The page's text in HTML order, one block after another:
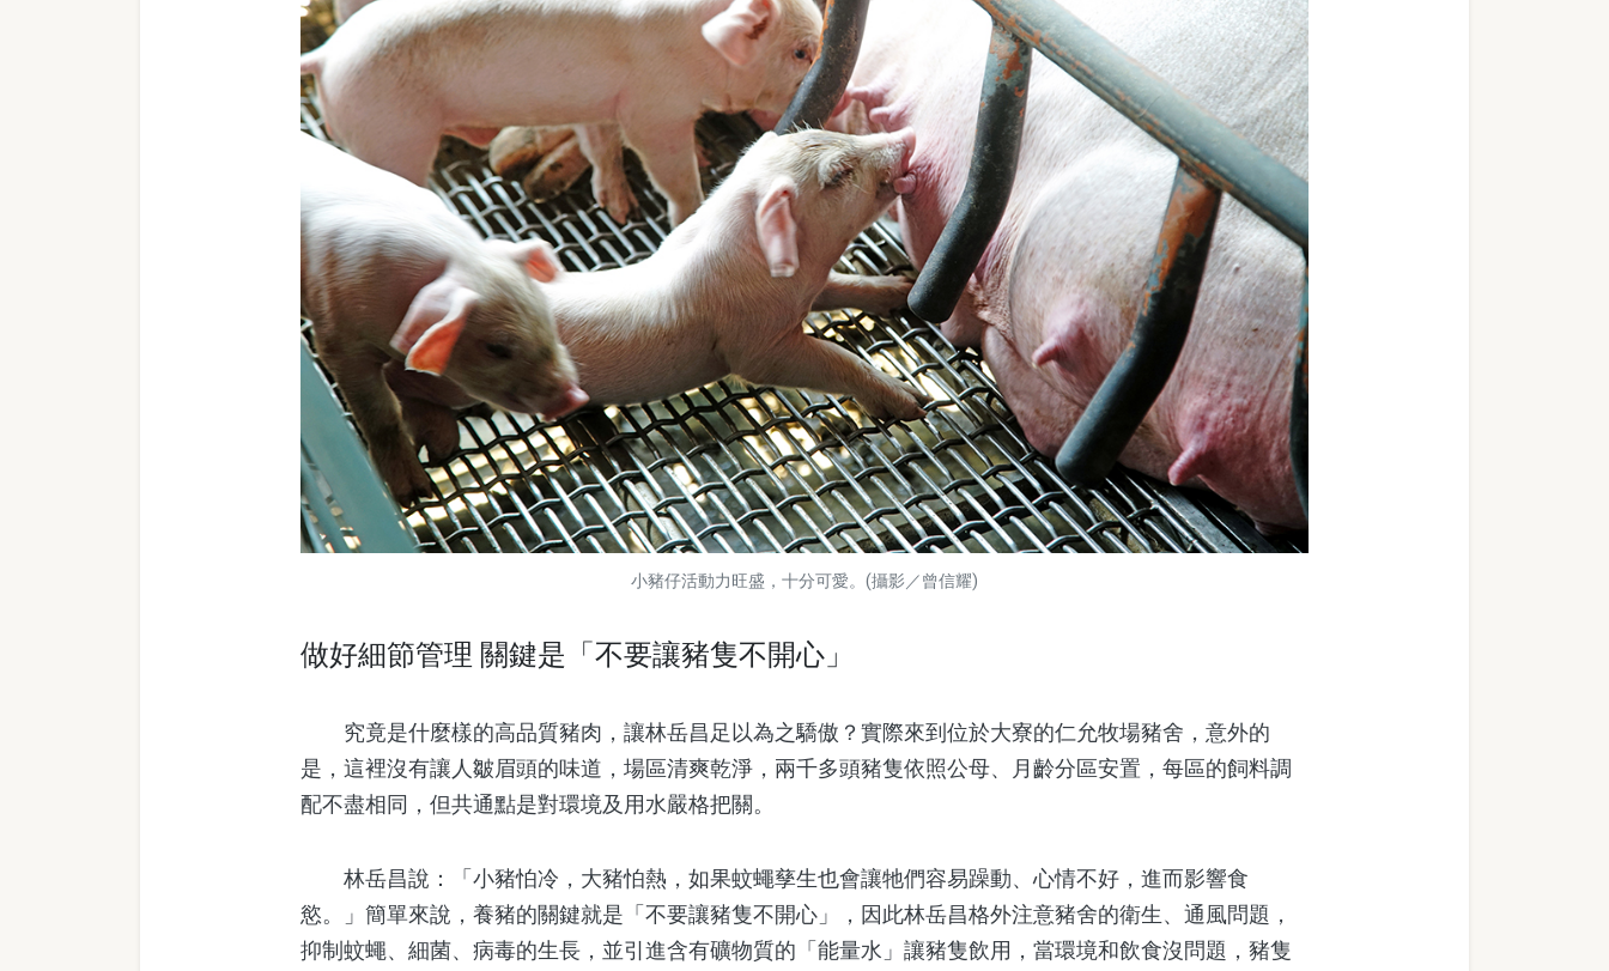
小豬仔活動力旺盛，十分可愛。(攝影／曾信耀)
做好細節管理 關鍵是「不要讓豬隻不開心」
究竟是什麼樣的高品質豬肉，讓林岳昌足以為之驕傲？實際來到位於大寮的仁允牧場豬舍，意外的
是，這裡沒有讓人皺眉頭的味道，場區清爽乾淨，兩千多頭豬隻依照公母、月齡分區安置，每區的飼料調
配不盡相同，但共通點是對環境及用水嚴格把關。
林岳昌說：「小豬怕冷，大豬怕熱，如果蚊蠅孳生也會讓牠們容易躁動、心情不好，進而影響食
慾。」簡單來說，養豬的關鍵就是「不要讓豬隻不開心」，因此林岳昌格外注意豬舍的衛生、通風問題，
抑制蚊蠅、細菌、病毒的生長，並引進含有礦物質的「能量水」讓豬隻飲用，當環境和飲食沒問題，豬隻